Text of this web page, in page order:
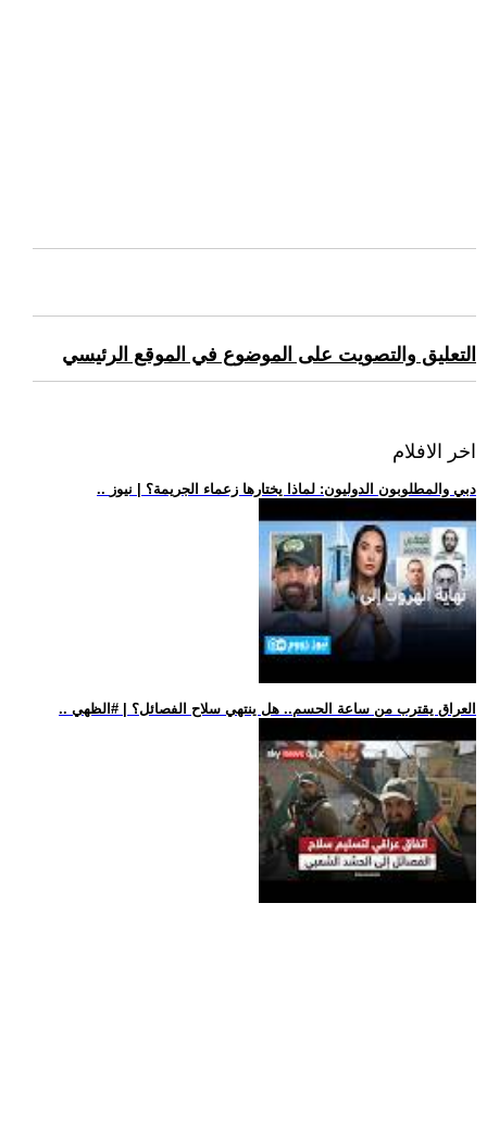
التعليق والتصويت على الموضوع في الموقع الرئيسي
اخر الافلام
.. دبي والمطلوبون الدوليون: لماذا يختارها زعماء الجريمة؟ | نيوز
.. العراق يقترب من ساعة الحسم.. هل ينتهي سلاح الفصائل؟ | #الظهي